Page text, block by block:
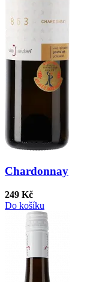
Chardonnay
249 Kč
Do košíku